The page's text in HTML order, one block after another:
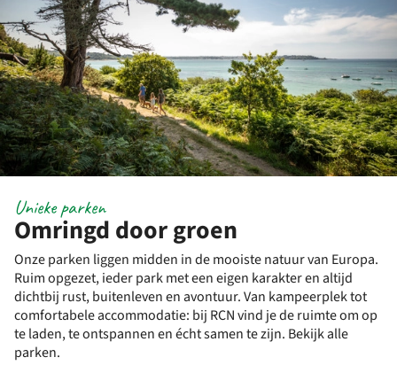
Omringd door groen
Unieke parken
Onze parken liggen midden in de mooiste natuur van Europa.
Ruim opgezet, ieder park met een eigen karakter en altijd
dichtbij rust, buitenleven en avontuur. Van kampeerplek tot
comfortabele accommodatie: bij RCN vind je de ruimte om op
te laden, te ontspannen en écht samen te zijn. Bekijk alle
parken.